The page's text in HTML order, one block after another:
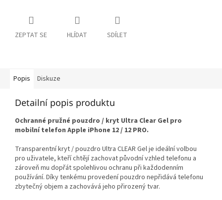
ZEPTAT SE HLÍDAT SDÍLET
Popis Diskuze
Detailní popis produktu
Ochranné pružné pouzdro / kryt Ultra Clear Gel pro
mobilní telefon Apple iPhone 12 / 12 PRO.
Transparentní kryt / pouzdro Ultra CLEAR Gel je ideální volbou
pro uživatele, kteří chtějí zachovat původní vzhled telefonu a
zároveň mu dopřát spolehlivou ochranu při každodenním
používání. Díky tenkému provedení pouzdro nepřidává telefonu
zbytečný objem a zachovává jeho přirozený tvar.